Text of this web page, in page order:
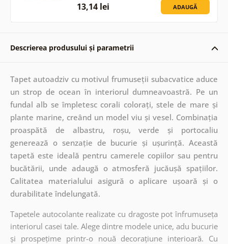
13,14 lei ADAUGĂ
Descrierea produsului și parametrii
Tapet autoadziv cu motivul frumuseții subacvatice aduce
un strop de ocean în interiorul dumneavoastră. Pe un
fundal alb se împletesc corali colorați, stele de mare și
plante marine, creând un model viu și vesel. Combinația
proaspătă de albastru, roșu, verde și portocaliu
generează o senzație de bucurie și ușurință. Această
tapetă este ideală pentru camerele copiilor sau pentru
bucătării, unde adaugă o atmosferă jucăușă spațiilor.
Calitatea materialului asigură o aplicare ușoară și o
durabilitate îndelungată.
Tapetele autocolante realizate cu dragoste pot înfrumuseța
interiorul casei tale. Alege dintre modele unice, adu bucurie
și prospețime printr-o nouă decorațiune interioară. Cu